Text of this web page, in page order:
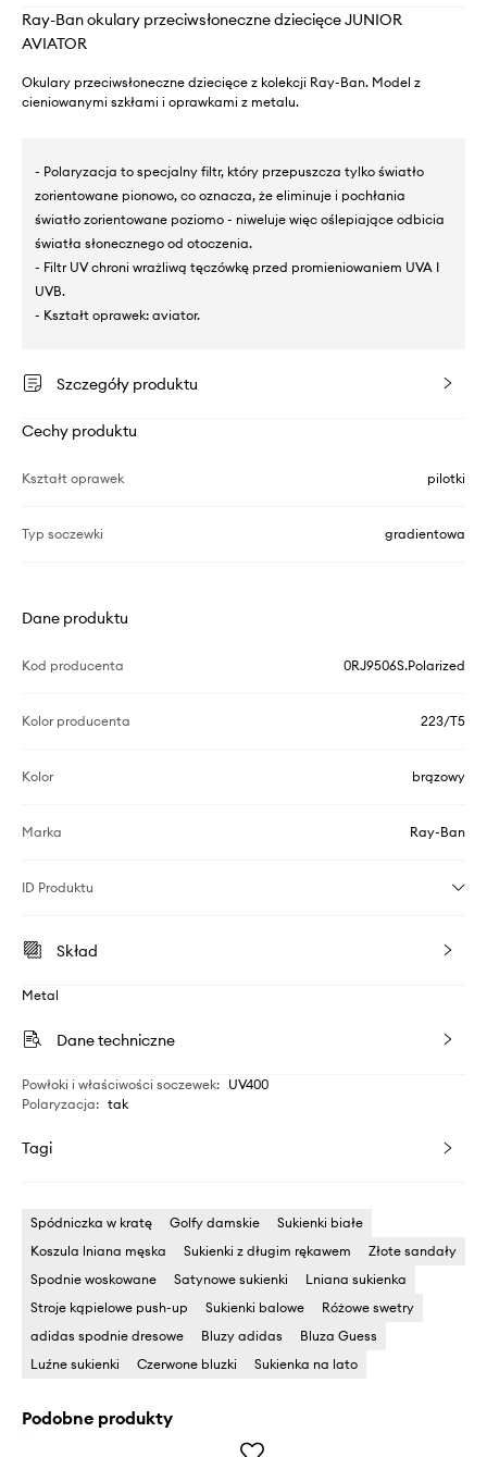
Ray-Ban okulary przeciwsłoneczne dziecięce JUNIOR
AVIATOR
Okulary przeciwsłoneczne dziecięce z kolekcji Ray-Ban. Model z
cieniowanymi szkłami i oprawkami z metalu.
- Polaryzacja to specjalny filtr, który przepuszcza tylko światło
zorientowane pionowo, co oznacza, że eliminuje i pochłania
światło zorientowane poziomo - niweluje więc oślepiające odbicia
światła słonecznego od otoczenia.
- Filtr UV chroni wrażliwą tęczówkę przed promieniowaniem UVA I
UVB.
- Kształt oprawek: aviator.
Szczegóły produktu
Cechy produktu
Kształt oprawek pilotki
Typ soczewki gradientowa
Dane produktu
Kod producenta 0RJ9506S.Polarized
Kolor producenta 223/T5
Kolor brązowy
Marka Ray-Ban
ID Produktu
Skład
Metal
Dane techniczne
Powłoki i właściwości soczewek: UV400
Polaryzacja: tak
Tagi
Spódniczka w kratę Golfy damskie
Sukienki białe
Koszula lniana męska
Sukienki z długim rękawem
Złote sandały
Spodnie woskowane
Satynowe sukienki
Lniana sukienka
Stroje kąpielowe push-up
Sukienki balowe
Różowe swetry
adidas spodnie dresowe
Bluzy adidas
Bluza Guess
Luźne sukienki
Czerwone bluzki Sukienka na lato
Podobne produkty